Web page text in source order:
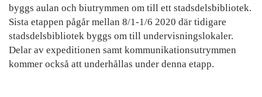
byggs aulan och biutrymmen om till ett stadsdelsbibliotek.
Sista etappen pågår mellan 8/1-1/6 2020 där tidigare
stadsdelsbibliotek byggs om till undervisningslokaler.
Delar av expeditionen samt kommunikationsutrymmen
kommer också att underhållas under denna etapp.